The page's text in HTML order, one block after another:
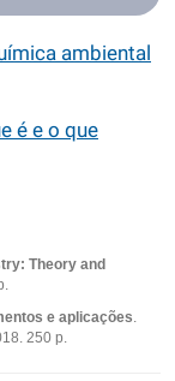
ambiental
é e o que
Theory and
e aplicações.
250 p.